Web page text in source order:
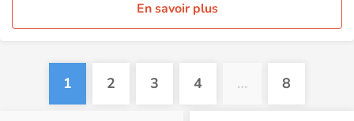
En savoir plus
1 2 3 4 … 8